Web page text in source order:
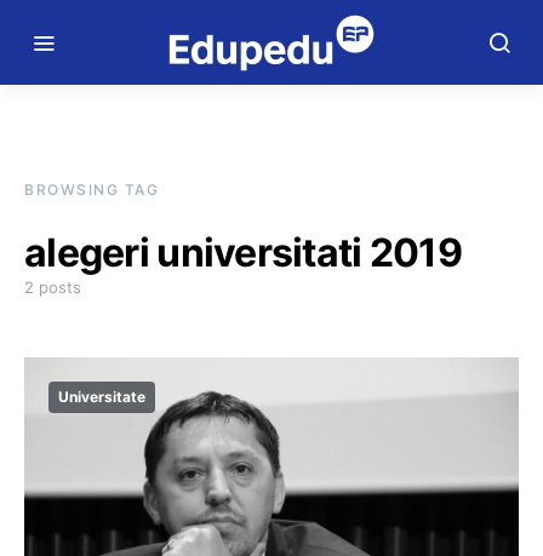
BROWSING TAG
alegeri universitati 2019
2 posts
Universitate